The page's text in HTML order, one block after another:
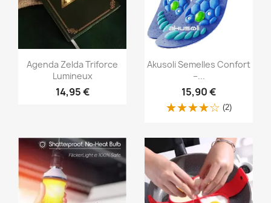
Aperçu rapide
Agenda Zelda Triforce
Lumineux
14,95 €
Aperçu rapide
Akusoli Semelles Confort
–...
15,90 €
(2)